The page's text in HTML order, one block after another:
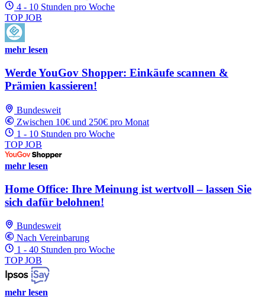
4 - 10 Stunden pro Woche
TOP JOB
mehr lesen
Werde YouGov Shopper: Einkäufe scannen &
Prämien kassieren!
Bundesweit
Zwischen 10€ und 250€ pro Monat
1 - 10 Stunden pro Woche
TOP JOB
mehr lesen
Home Office: Ihre Meinung ist wertvoll – lassen Sie
sich dafür belohnen!
Bundesweit
Nach Vereinbarung
1 - 40 Stunden pro Woche
TOP JOB
mehr lesen